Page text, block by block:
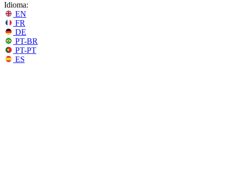
Idioma:
EN
FR
DE
PT-BR
PT-PT
ES